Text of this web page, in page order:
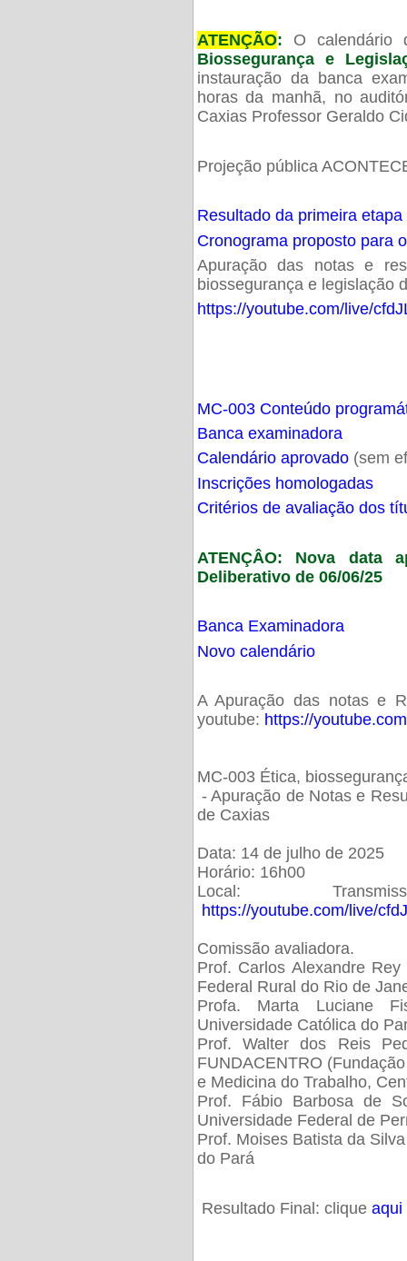
ATENÇÃO: O calendário
Biossegurança e
instauração da banca
horas da manhã, no
Caxias Professor Geraldo
Projeção pública
Resultado da primeira
Cronograma proposto para
Apuração das notas e
biossegurança e legislação
https://youtube.com/live/
MC-003 Conteúdo
Banca examinadora
Calendário aprovado(sem
Inscrições homologadas
Critérios de avaliação dos
ATENÇÂO: Nova data
Deliberativo de 06/06/25
Banca Examinadora
Novo calendário
A Apuração das notas e
youtube: https://
MC-003 Ética,
- Apuração de Notas e
de Caxias
Data: 14 de julho de 2025
Horário: 16h00
Local:
https://youtube.com/live/
Comissão avaliadora.
Prof. Carlos Alexandre
Federal Rural do Rio de
Profa. Marta Luciane
Universidade Católica do
Prof. Walter dos Reis
FUNDACENTRO
e Medicina do Trabalho,
Prof. Fábio Barbosa de
Universidade Federal de
Prof. Moises Batista da
do Pará
Resultado Final: clique aqui